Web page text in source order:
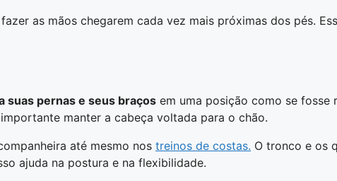
as mãos chegarem cada vez mais próximas dos pés.
suas pernas e seus braços em uma posição como se fosse
manter a cabeça voltada para o chão.
até mesmo nos treinos de costas. O tronco e os
ajuda na postura e na flexibilidade.